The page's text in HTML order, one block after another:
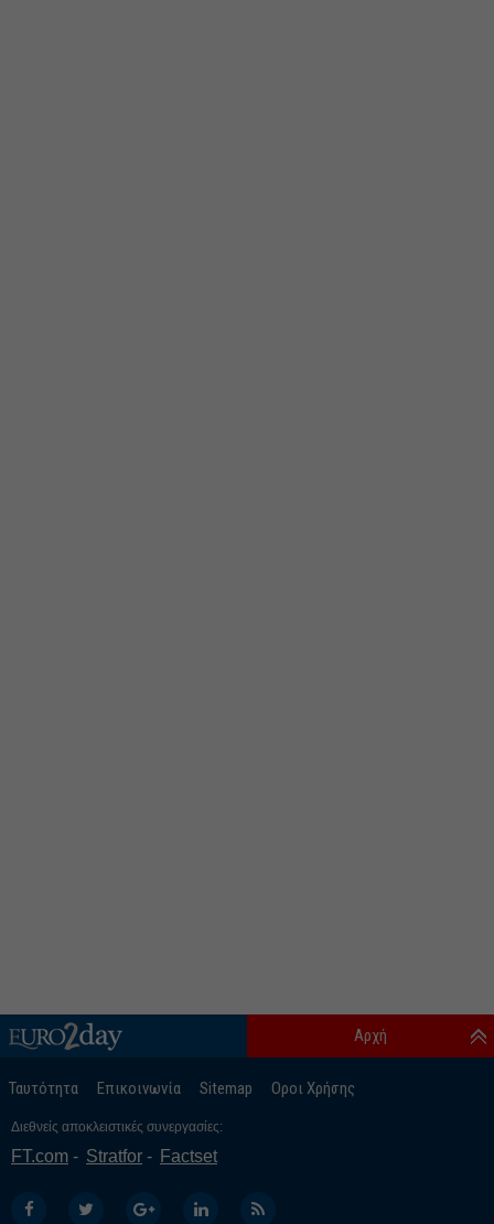
Ταυτότητα Επικοινωνία Sitemap Οροι Χρήσης
Αρχή
Διεθνείς αποκλειστικές συνεργασίες:
FT.com Stratfor Factset